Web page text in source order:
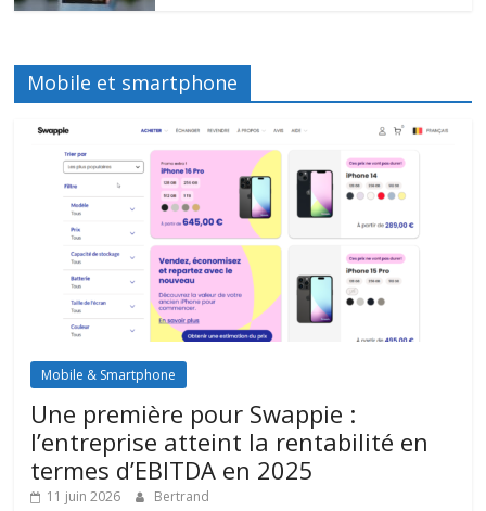
Mobile et smartphone
Mobile & Smartphone
Une première pour Swappie :
l’entreprise atteint la rentabilité en
termes d’EBITDA en 2025
11 juin 2026 Bertrand